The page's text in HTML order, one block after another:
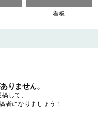
看板
りません。
して、
者になりましょう！